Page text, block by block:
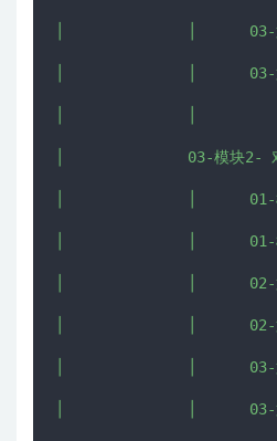
│              │      03-第3课
│              │      03-第3
│              03-模块2- 对
│              │      01-模
│              │      01-模块
│              │      02-第2
│              │      02-第2
│              │      03-第3
│              │      03-第3